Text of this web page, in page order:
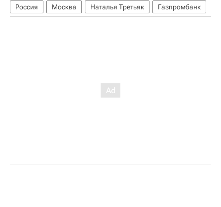
Россия Москва Наталья Третьяк Газпромбанк